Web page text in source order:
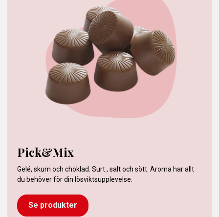
Pick&Mix
Gelé, skum och choklad. Surt , salt och sött. Aroma har allt
du behöver för din lösviktsupplevelse.
Se produkter